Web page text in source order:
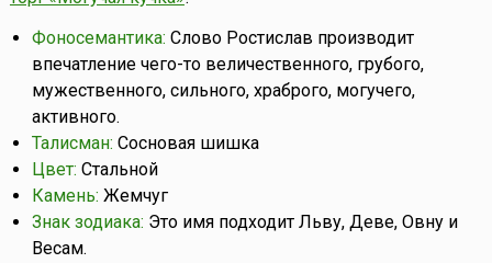
Фоносемантика: Слово Ростислав производит
впечатление чего-то величественного, грубого,
мужественного, сильного, храброго, могучего,
активного.
Талисман: Сосновая шишка
Цвет: Стальной
Камень: Жемчуг
Знак зодиака: Это имя подходит Льву, Деве, Овну и
Весам.